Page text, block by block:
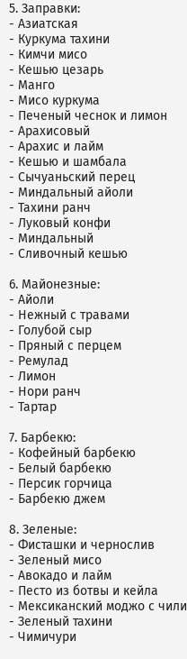
5. Заправки:
- Азиатская
- Куркума тахини
- Кимчи мисо
- Кешью цезарь
- Манго
- Мисо куркума
- Печеный чеснок и лимон
- Арахисовый
- Арахис и лайм
- Кешью и шамбала
- Сычуаньский перец
- Миндальный айоли
- Тахини ранч
- Луковый конфи
- Миндальный
- Сливочный кешью
6. Майонезные:
- Айоли
- Нежный с травами
- Голубой сыр
- Пряный с перцем
- Ремулад
- Лимон
- Нори ранч
- Тартар
7. Барбекю:
- Кофейный барбекю
- Белый барбекю
- Персик горчица
- Барбекю джем
8. Зеленые:
- Фисташки и чернослив
- Зеленый мисо
- Авокадо и лайм
- Песто из ботвы и кейла
- Мексиканский моджо с чили
- Зеленый тахини
- Чимичури